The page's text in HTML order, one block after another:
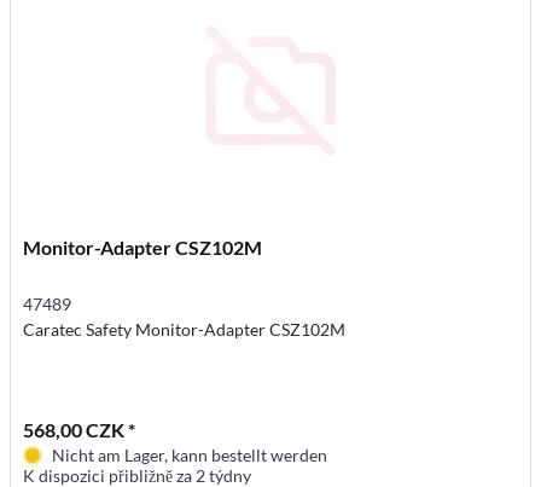
Monitor-Adapter CSZ102M
47489
Caratec Safety Monitor-Adapter CSZ102M
568,00 CZK *
Nicht am Lager, kann bestellt werden
K dispozici přibližně za 2 týdny